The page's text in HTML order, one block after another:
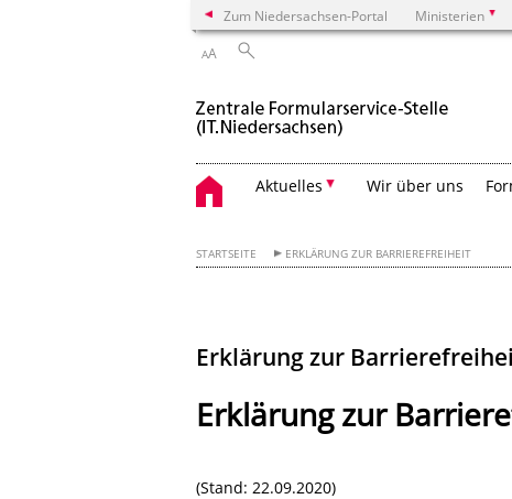
Zum Niedersachsen-Portal Ministerien
AA
Aktuelles Wir über uns
STARTSEITE ERKLÄRUNG ZUR BARRIEREFREIHEIT
Erklärung zur
Erklärung zur
(Stand: 22.09.2020)